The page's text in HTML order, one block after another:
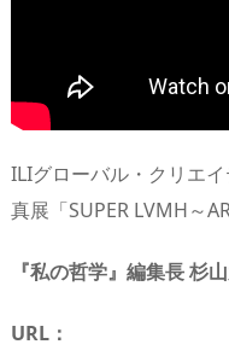
ILIグローバル・クリエ
真展「SUPER LVMH～
『私の哲学』編集長 杉
URL：